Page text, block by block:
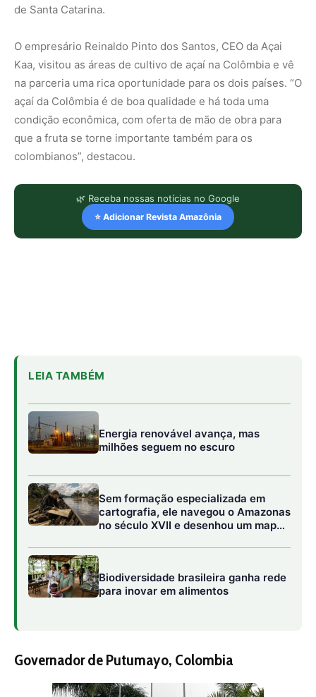
de Santa Catarina.
O empresário Reinaldo Pinto dos Santos, CEO da Açai
Kaa, visitou as áreas de cultivo de açaí na Colômbia e vê
na parceria uma rica oportunidade para os dois países. “O
açaí da Colômbia é de boa qualidade e há toda uma
condição econômica, com oferta de mão de obra para
que a fruta se torne importante também para os
colombianos”, destacou.
🌿 Receba nossas notícias no Google
⭐ Adicionar Revista Amazônia
LEIA TAMBÉM
Energia renovável avança, mas
milhões seguem no escuro
Sem formação especializada em
cartografia, ele navegou o Amazonas
no século XVII e desenhou um mapa
controle da floresta
Biodiversidade brasileira ganha rede
para inovar em alimentos
Governador de Putumayo, Colombia